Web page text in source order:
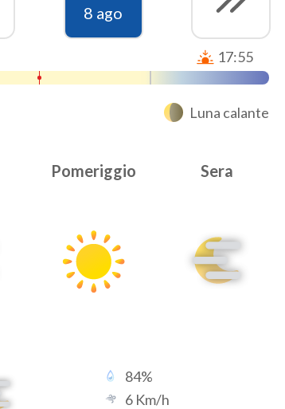
8 ago
17:55
Luna calante
Pomeriggio Sera
84%
6 Km/h